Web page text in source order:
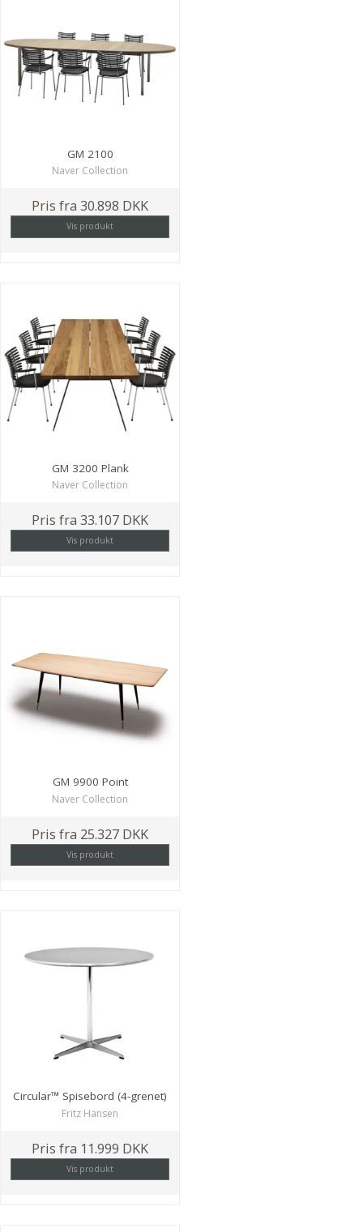
GM 2100
Naver Collection
Pris fra 30.898 DKK
Vis produkt
GM 3200 Plank
Naver Collection
Pris fra 33.107 DKK
Vis produkt
GM 9900 Point
Naver Collection
Pris fra 25.327 DKK
Vis produkt
Circular™ Spisebord (4-grenet)
Fritz Hansen
Pris fra 11.999 DKK
Vis produkt